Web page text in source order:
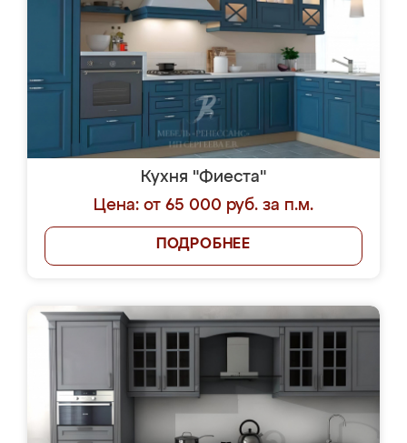
Кухня "Фиеста"
Цена: от 65 000 руб. за п.м.
ПОДРОБНЕЕ